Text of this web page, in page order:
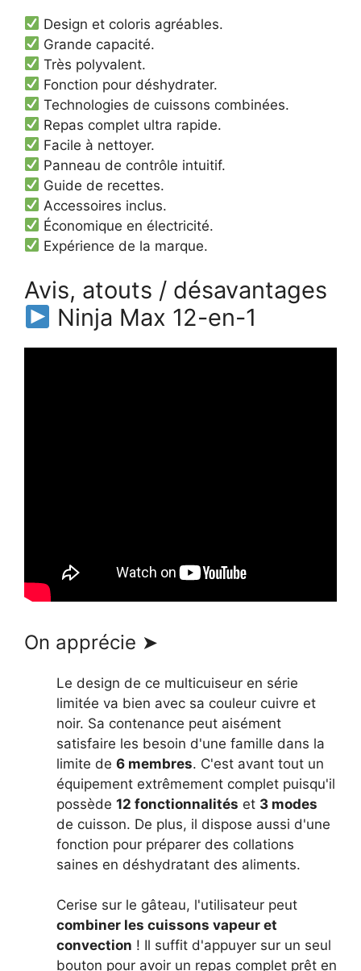
Design et coloris agréables.
Grande capacité.
Très polyvalent.
Fonction pour déshydrater.
Technologies de cuissons combinées.
Repas complet ultra rapide.
Facile à nettoyer.
Panneau de contrôle intuitif.
Guide de recettes.
Accessoires inclus.
Économique en électricité.
Expérience de la marque.
Avis, atouts / désavantages
Ninja Max 12-en-1
On apprécie ➤
Le design de ce multicuiseur en série
limitée va bien avec sa couleur cuivre et
noir. Sa contenance peut aisément
satisfaire les besoin d'une famille dans la
limite de 6 membres. C'est avant tout un
équipement extrêmement complet puisqu'il
possède 12 fonctionnalités et 3 modes
de cuisson. De plus, il dispose aussi d'une
fonction pour préparer des collations
saines en déshydratant des aliments.
Cerise sur le gâteau, l'utilisateur peut
combiner les cuissons vapeur et
convection ! Il suffit d'appuyer sur un seul
bouton pour avoir un repas complet prêt en